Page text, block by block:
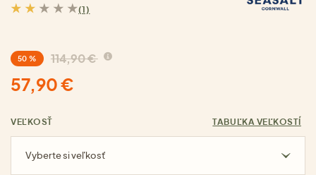
(1)
50 % 114,90 €
57,90 €
VEĽKOSŤ TABUĽKA VEĽKOSTÍ
Vyberte si veľkosť